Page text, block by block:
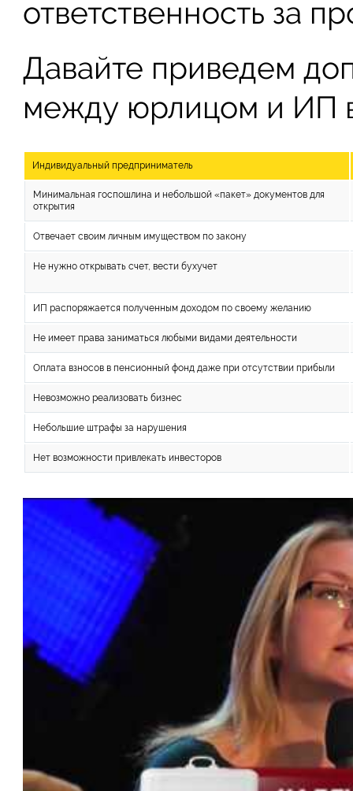
ответственность за
Давайте приведем
между юрлицом и ИП
Индивидуальный предприниматель
Минимальная госпошлина и небольшой «пакет» документов для
открытия
Отвечает своим личным имуществом по закону
Не нужно открывать счет, вести бухучет
ИП распоряжается полученным доходом по своему желанию
Не имеет права заниматься любыми видами деятельности
Оплата взносов в пенсионный фонд даже при отсутствии прибыли
Невозможно реализовать бизнес
Небольшие штрафы за нарушения
Нет возможности привлекать инвесторов